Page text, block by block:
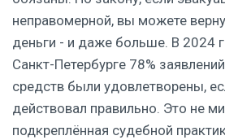
неправомерной, вы можете
деньги - и даже больше. В 2024
Санкт-Петербурге 78%
средств были удовлетворены,
действовал правильно. Это не
подкреплённая судебной